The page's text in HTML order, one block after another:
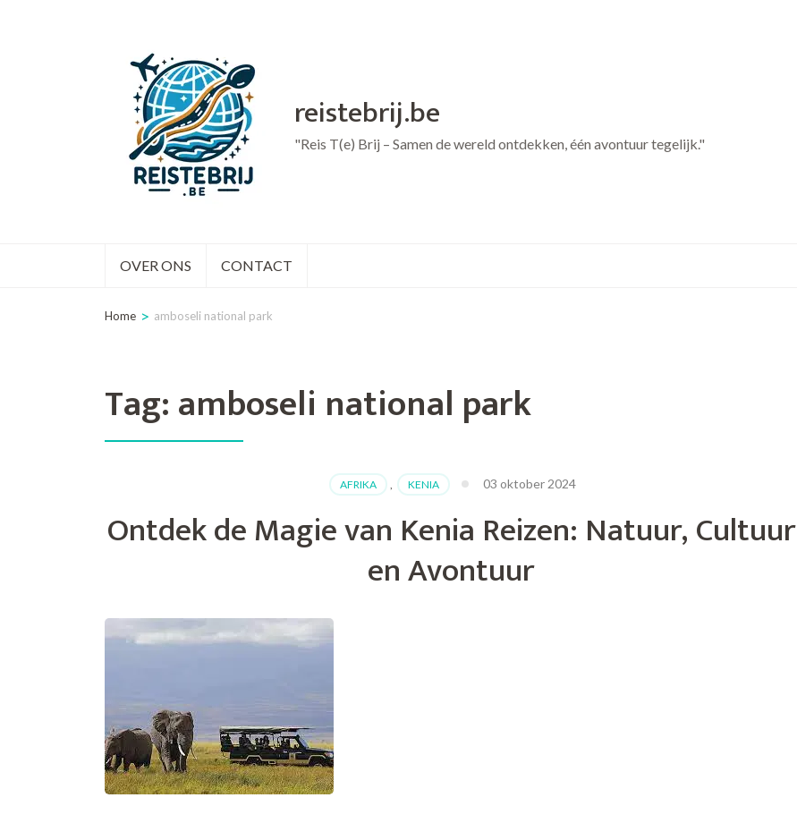
reistebrij.be
"Reis T(e) Brij – Samen de wereld ontdekken, één avontuur tegelijk."
OVER ONS CONTACT
Home > amboseli national park
Tag:amboseli national park
AFRIKA , KENIA 03 oktober 2024
Ontdek de Magie van Kenia Reizen: Natuur, Cultuur
en Avontuur